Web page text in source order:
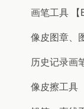
画笔工具 【B
像皮图章、图
历史记录画笔
像皮擦工具